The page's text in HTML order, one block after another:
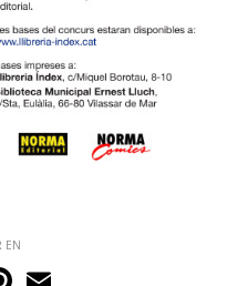
EN
Pinterest